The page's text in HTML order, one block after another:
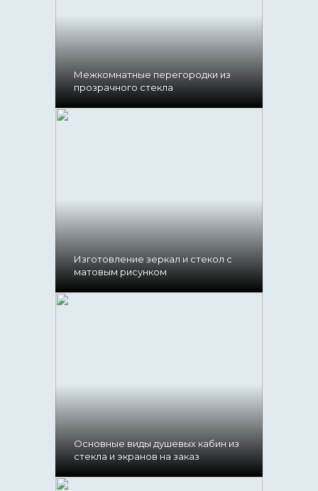
Межкомнатные перегородки из
прозрачного стекла
Изготовление зеркал и стекол с
матовым рисунком
Основные виды душевых кабин из
стекла и экранов на заказ